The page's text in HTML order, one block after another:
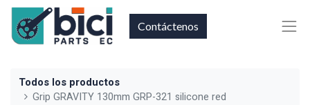
Contáctenos
Todos los productos
Grip GRAVITY 130mm GRP-321 silicone red